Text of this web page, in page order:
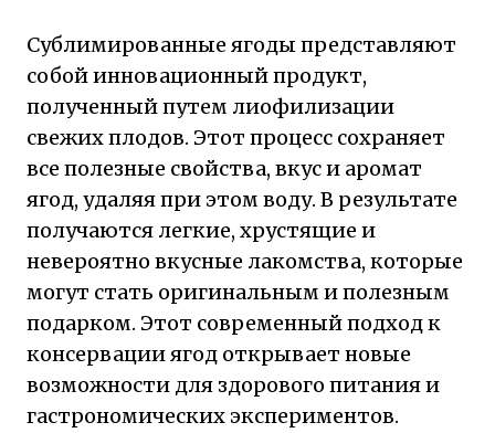
Сублимированные ягоды представляют
собой инновационный продукт,
полученный путем лиофилизации
свежих плодов. Этот процесс сохраняет
все полезные свойства, вкус и аромат
ягод, удаляя при этом воду. В результате
получаются легкие, хрустящие и
невероятно вкусные лакомства, которые
могут стать оригинальным и полезным
подарком. Этот современный подход к
консервации ягод открывает новые
возможности для здорового питания и
гастрономических экспериментов.